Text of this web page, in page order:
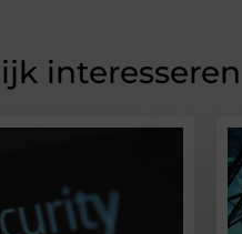
interesseren